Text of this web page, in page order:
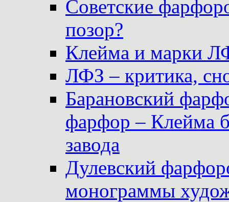
Советские
позор?
Клейма и марки
ЛФЗ – критика,
Барановский
фарфор – Клейма
завода
Дулевский
монограммы